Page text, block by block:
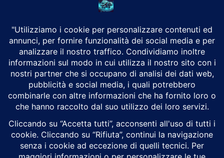
CHI SIAMO
Alground Geopolitica e Cyberwarfare.
Da una idea di Brunilde Trizio
Alground fa parte del Gruppo Trizio
SEGUICI